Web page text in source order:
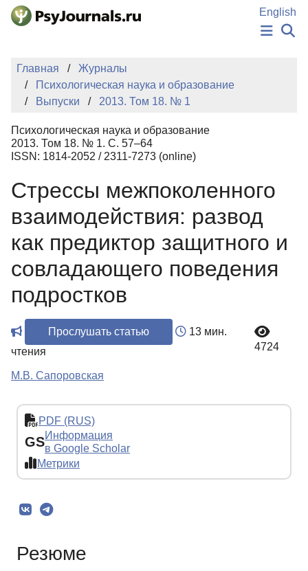
Перейти к основному содержанию
English
НОВОСТИ
ИЗДАНИЯ
АВТОРЫ
БАЗА ЗНАНИЙ
КЛЮЧЕВЫЕ СЛОВА
Регистрация
Главная
Журналы
Психологическая наука и образование
Выпуски
2013. Том 18. № 1
Психологическая наука и образование
2013. Том 18. № 1. С. 57–64
ISSN: 1814-2052 / 2311-7273 (online)
Стрессы межпоколенного
взаимодействия: развод
как предиктор защитного и
совладающего поведения
подростков
Прослушать статью
13 мин.
чтения
4724
М.В. Сапоровская
PDF (RUS)
GSИнформация
в Google Scholar
Метрики
Резюме